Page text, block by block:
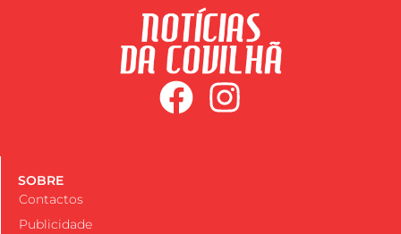
SOBRE
Contactos
Publicidade